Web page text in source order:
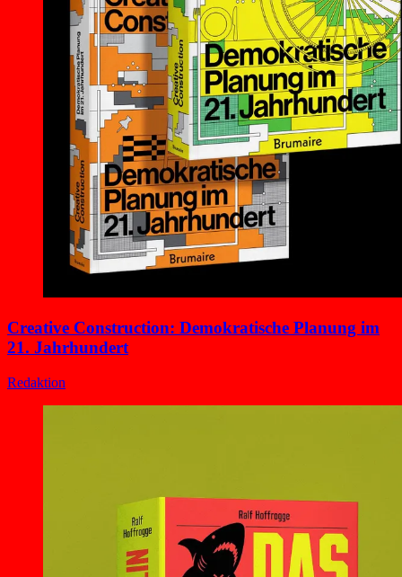
Creative Construction: Demokratische Planung im
21. Jahrhundert
Redaktion